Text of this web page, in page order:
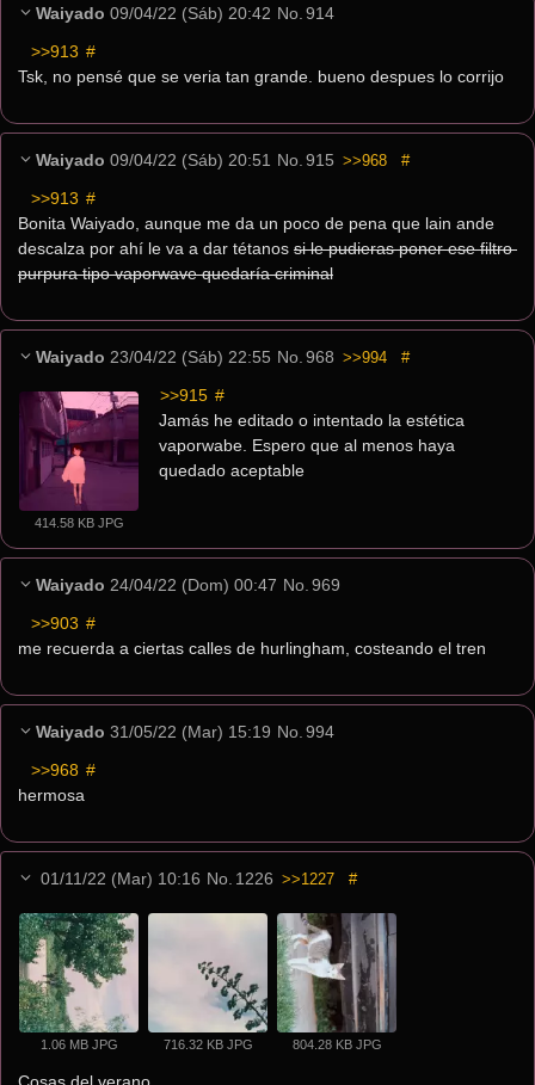
Waiyado 09/04/22 (Sáb) 20:42 No. 914
>>913 #
Tsk, no pensé que se veria tan grande. bueno despues lo corrijo
Waiyado 09/04/22 (Sáb) 20:51 No. 915 >>968 #
>>913 #
Bonita Waiyado, aunque me da un poco de pena que lain ande
descalza por ahí le va a dar tétanos si le pudieras poner ese filtro
purpura tipo vaporwave quedaría criminal
Waiyado 23/04/22 (Sáb) 22:55 No. 968 >>994 #
414.58 KB JPG
>>915 #
Jamás he editado o intentado la estética
vaporwabe. Espero que al menos haya
quedado aceptable
Waiyado 24/04/22 (Dom) 00:47 No. 969
>>903 #
me recuerda a ciertas calles de hurlingham, costeando el tren
Waiyado 31/05/22 (Mar) 15:19 No. 994
>>968 #
hermosa
01/11/22 (Mar) 10:16 No. 1226 >>1227 #
1.06 MB JPG 716.32 KB JPG 804.28 KB JPG